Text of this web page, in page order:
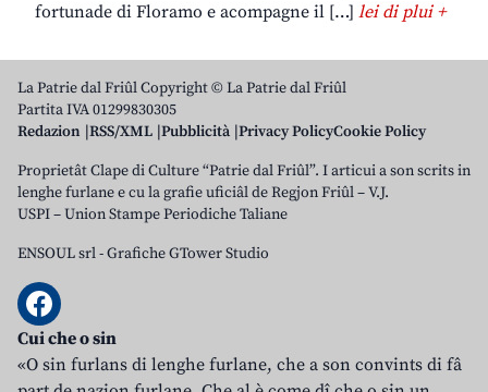
fortunade di Floramo e acompagne il […] lei di plui +
La Patrie dal Friûl Copyright © La Patrie dal Friûl
Partita IVA 01299830305
Redazion RSS/XML Pubblicità Privacy PolicyCookie Policy
Proprietât Clape di Culture “Patrie dal Friûl”. I articui a son scrits in
lenghe furlane e cu la grafie uficiâl de Regjon Friûl – V.J.
USPI – Union Stampe Periodiche Taliane
ENSOUL srl-Grafiche GTower Studio
Cui che o sin
«O sin furlans di lenghe furlane, che a son convints di fâ